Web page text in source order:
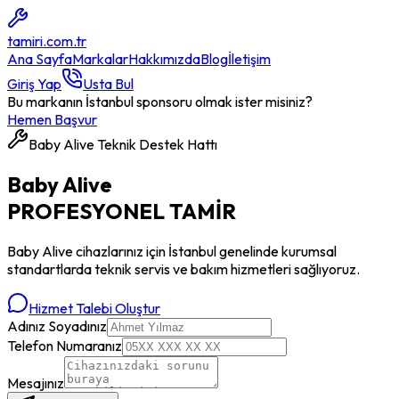
tamiri.com.tr
Ana SayfaMarkalarHakkımızdaBlogİletişim
Giriş Yap
Usta Bul
Bu markanın İstanbul sponsoru olmak ister misiniz?
Hemen Başvur
Baby AliveTeknik Destek Hattı
Baby Alive
PROFESYONELTAMİR
Baby Alivecihazlarınız için İstanbul genelinde kurumsal
standartlarda teknik servis ve bakım hizmetleri sağlıyoruz.
Hizmet Talebi Oluştur
Adınız Soyadınız
Telefon Numaranız
Mesajınız